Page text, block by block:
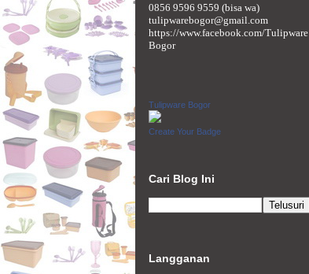
0856 9596 9559 (bisa wa)
tulipwarebogor@gmail.com
https://www.facebook.com/Tulipware
Bogor
Tulipware Bogor
Create Your Badge
Cari Blog Ini
Langganan